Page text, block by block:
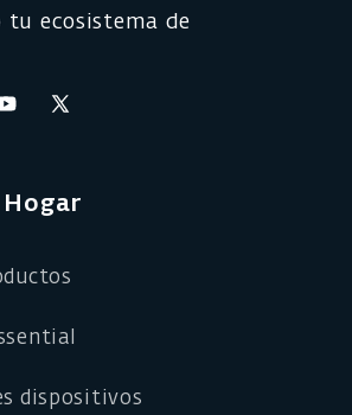
tu ecosistema de
X
dispositivos